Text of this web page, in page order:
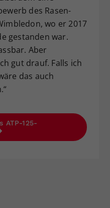
des Rasen-
wo er 2017
gestanden war.
Aber
gut drauf. Falls ich
das auch
ATP-125-